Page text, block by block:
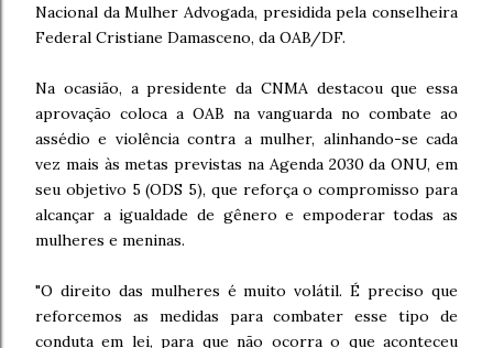
Nacional da Mulher Advogada, presidida pela conselheira
Federal Cristiane Damasceno, da OAB/DF.
Na ocasião, a presidente da CNMA destacou que essa
aprovação coloca a OAB na vanguarda no combate ao
assédio e violência contra a mulher, alinhando-se cada
vez mais às metas previstas na Agenda 2030 da ONU, em
seu objetivo 5 (ODS 5), que reforça o compromisso para
alcançar a igualdade de gênero e empoderar todas as
mulheres e meninas.
"O direito das mulheres é muito volátil. É preciso que
reforcemos as medidas para combater esse tipo de
conduta em lei, para que não ocorra o que aconteceu